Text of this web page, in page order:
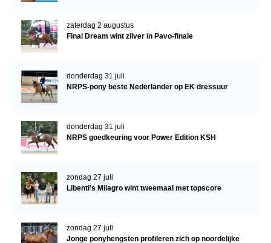
zaterdag 2 augustus
Final Dream wint zilver in Pavo-finale
donderdag 31 juli
NRPS-pony beste Nederlander op EK dressuur
donderdag 31 juli
NRPS goedkeuring voor Power Edition KSH
zondag 27 juli
Libenti’s Milagro wint tweemaal met topscore
zondag 27 juli
Jonge ponyhengsten profileren zich op noordelijke